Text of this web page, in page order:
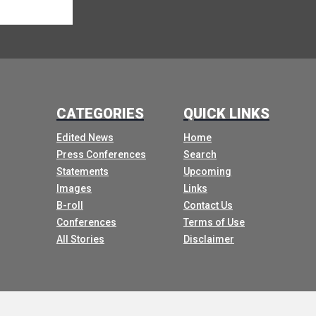
nuestros objetivos. El enfoque
múltiples partes interesadas.
Además de los estados miembros
de la ONU, tenemos otros 14
grupos involucrados.
Entre ellos figuran alcaldes,
organizaciones deportivas, ONG S,
CATEGORIES
Edited News
Press Conferences
Statements
Images
B-roll
Conferences
All Stories
QUICK LINKS
Home
Search
Upcoming
Links
Contact Us
Terms of Use
Disclaimer